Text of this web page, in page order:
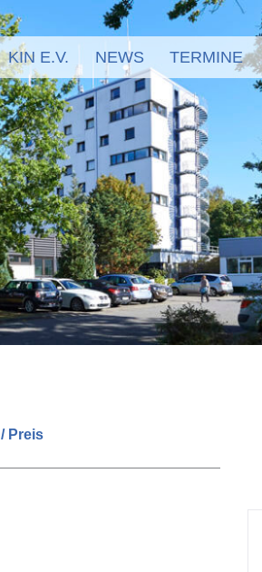
KIN E.V. NEWS TERMINE
Preis